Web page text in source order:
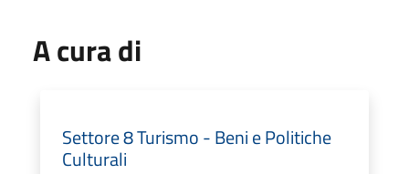
A cura di
Settore 8 Turismo - Beni e Politiche
Culturali